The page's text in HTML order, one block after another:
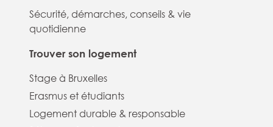
Sécurité, démarches, conseils & vie
quotidienne
Trouver son logement
Stage à Bruxelles
Erasmus et étudiants
Logement durable & responsable